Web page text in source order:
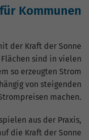
Kommunen
der Kraft der Sonne
sind in vielen
so erzeugten Strom
von steigenden
machen.
aus der Praxis,
die Kraft der Sonne